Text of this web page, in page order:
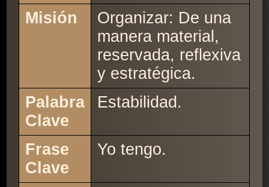
Misión
Organizar: De una
manera material,
reservada, reflexiva
y estratégica.
Palabra
Clave
Estabilidad.
Frase
Clave
Yo tengo.